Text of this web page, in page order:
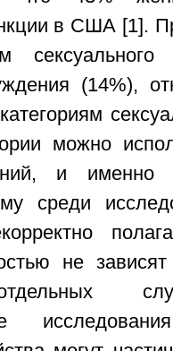
в США [1].
(14%),
можно
и именно
среди
не
отдельных